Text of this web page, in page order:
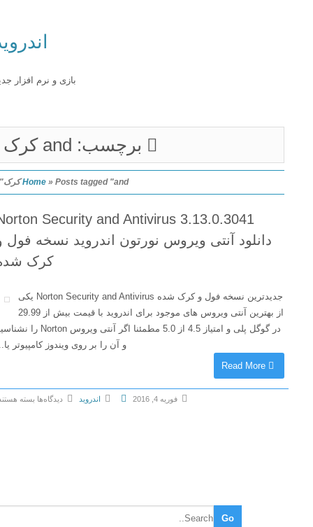
اندروید
بازی و نرم افزار جدید
برچسب: and کرک
Home»Posts tagged "and کرک"
Norton Security and Antivirus 3.13.0.3041
دانلود آنتی ویروس نورتون اندروید نسخه فول و
کرک شده
جدیدترین نسخه فول و کرک شده Norton Security and Antivirus یکی
از بهترین آنتی ویروس های موجود برای اندروید با قیمت بیش از 29.99
در گوگل پلی و امتیاز 4.5 از 5.0 مطمئنا اگر آنتی ویروس Norton را نشناسید
و آن را بر روی ویندوز کامپیوتر یا...
Read More
اندروید
دیدگاه‌هابسته هستند